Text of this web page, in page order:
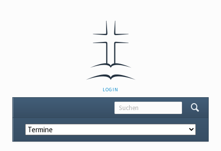
NAVIGATION
ÜBERSPRINGEN
LOGIN
Navigation
überspringen